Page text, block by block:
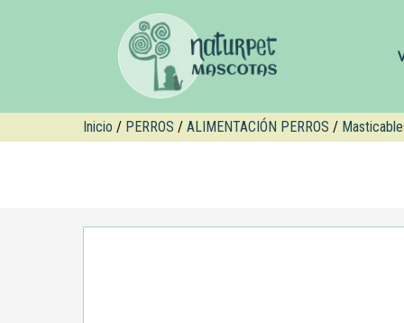
Inicio / PERROS / ALIMENTACIÓN PERROS /